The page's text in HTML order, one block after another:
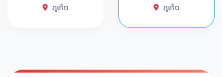
ภูเก็ต ภูเก็ต